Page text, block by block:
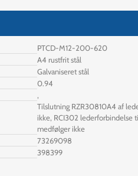
PTCD-M12-200-620
A4 rustfrit stål
Galvaniseret stål
0.94
,
Tilslutning RZR30810A4 af
ikke, RCI302 lederforbindelse
medfølger ikke
73269098
398399